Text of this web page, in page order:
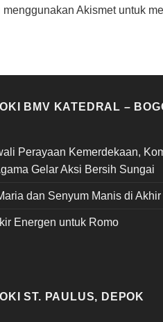
menggunakan Akismet untuk
BMV KATEDRAL –
Perayaan Kemerdekaan,
Gelar Aksi Bersih Sungai
dan Senyum Manis di Akhir
Energen untuk Romo
ST. PAULUS, DEPOK